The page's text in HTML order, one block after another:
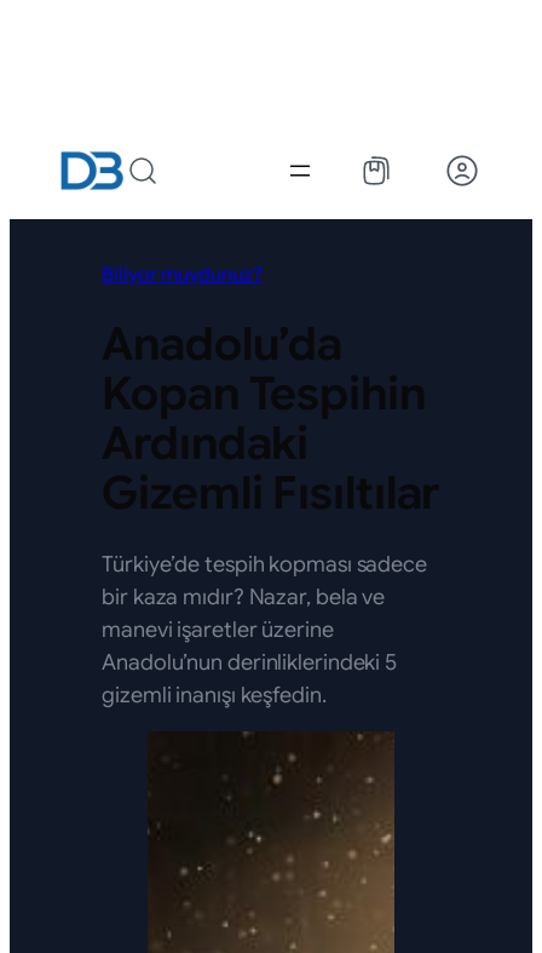
Biliyor muydunuz?
Anadolu’da
Kopan Tespihin
Ardındaki
Gizemli Fısıltılar
Türkiye’de tespih kopması sadece
bir kaza mıdır? Nazar, bela ve
manevi işaretler üzerine
Anadolu’nun derinliklerindeki 5
gizemli inanışı keşfedin.